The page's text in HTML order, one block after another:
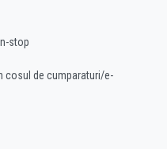
stop
cosul de cumparaturi/e-